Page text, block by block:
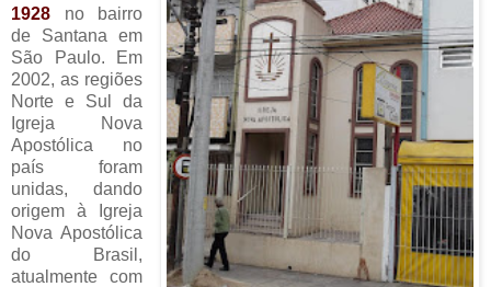
1928 no bairro
de Santana em
São Paulo. Em
2002, as regiões
Norte e Sul da
Igreja Nova
Apostólica no
país foram
unidas, dando
origem à Igreja
Nova Apostólica
do Brasil,
atualmente com